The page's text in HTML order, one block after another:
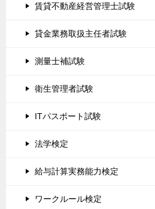
賃貸不動産経営管理士試験
貸金業務取扱主任者試験
測量士補試験
衛生管理者試験
ITパスポート試験
法学検定
給与計算実務能力検定
ワークルール検定